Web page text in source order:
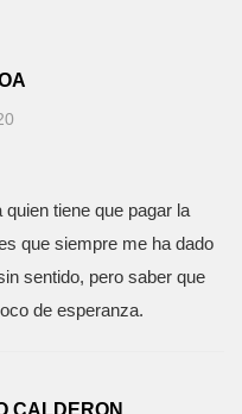
tiene que pagar la
que siempre me ha dado
sentido, pero saber que
de esperanza.
CALDERON